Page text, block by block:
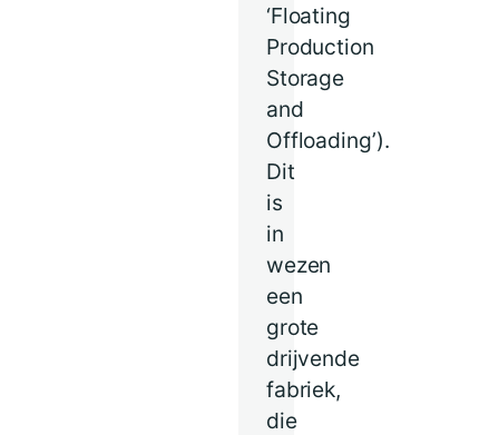
‘Floating
Production
Storage
and
Offloading’).
Dit
is
in
wezen
een
grote
drijvende
fabriek,
die